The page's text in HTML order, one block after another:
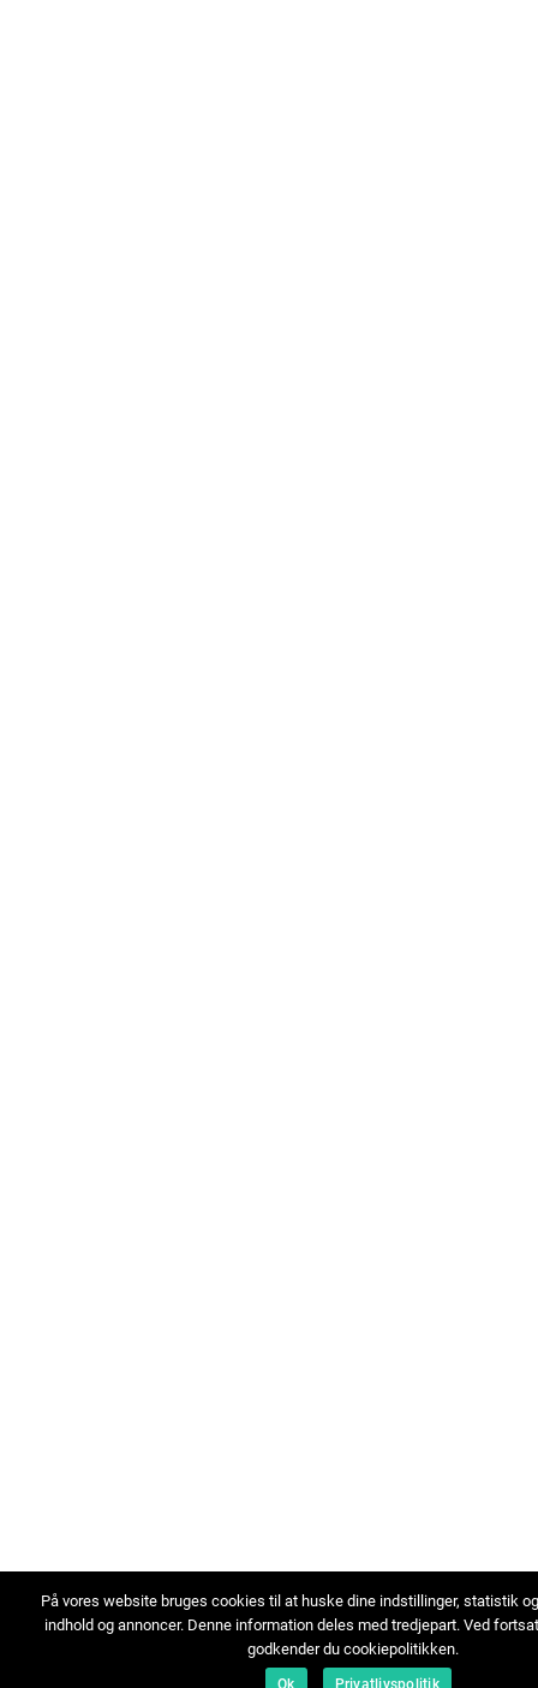
På vores website bruges cookies til at huske dine indstillinger, statistik
indhold og annoncer. Denne information deles med tredjepart. Ved
godkender du cookiepolitikken.
Ok Privatlivspolitik